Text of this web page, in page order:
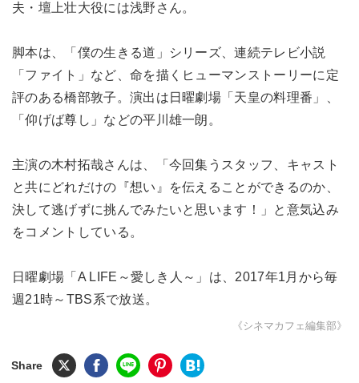
夫・壇上壮大役には浅野さん。
脚本は、「僕の生きる道」シリーズ、連続テレビ小説
「ファイト」など、命を描くヒューマンストーリーに定
評のある橋部敦子。演出は日曜劇場「天皇の料理番」、
「仰げば尊し」などの平川雄一朗。
主演の木村拓哉さんは、「今回集うスタッフ、キャスト
と共にどれだけの『想い』を伝えることができるのか、
決して逃げずに挑んでみたいと思います！」と意気込み
をコメントしている。
日曜劇場「A LIFE～愛しき人～」は、2017年1月から毎
週21時～TBS系で放送。
《シネマカフェ編集部》